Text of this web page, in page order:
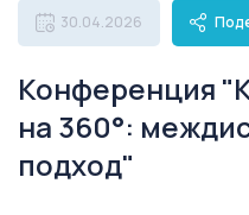
30.04.2026
Конференция
на 360°:
подход"